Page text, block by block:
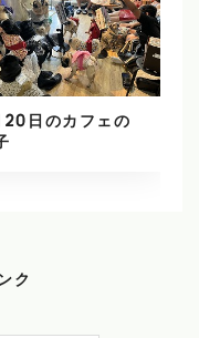
20日のカフェの
ク